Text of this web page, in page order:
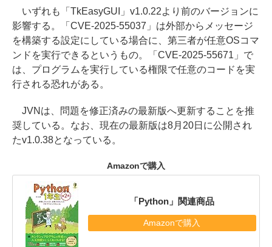
いずれも「TkEasyGUI」v1.0.22より前のバージョンに
影響する。「CVE-2025-55037」は外部からメッセージ
を構築する設定にしている場合に、第三者が任意OSコマ
ンドを実行できるというもの。「CVE-2025-55671」で
は、プログラムを実行している権限で任意のコードを実
行される恐れがある。
JVNは、問題を修正済みの最新版へ更新することを推
奨している。なお、現在の最新版は8月20日に公開され
たv1.0.38となっている。
Amazonで購入
「Python」関連商品
Amazonで購入